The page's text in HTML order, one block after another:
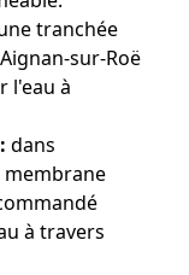
tranchée
sur-Roë
l'eau à
dans
à travers